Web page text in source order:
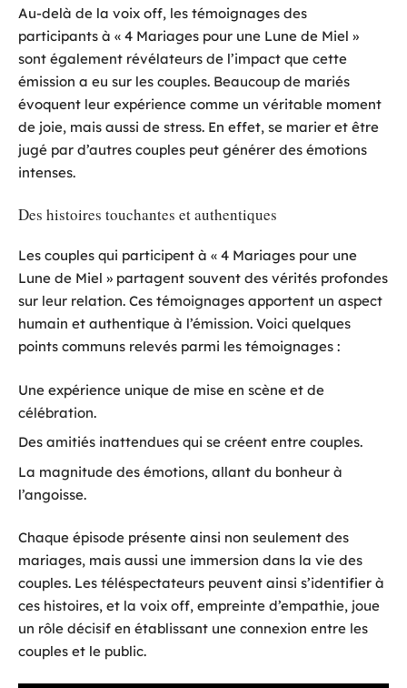
Au-delà de la voix off, les témoignages des
participants à « 4 Mariages pour une Lune de Miel »
sont également révélateurs de l’impact que cette
émission a eu sur les couples. Beaucoup de mariés
évoquent leur expérience comme un véritable moment
de joie, mais aussi de stress. En effet, se marier et être
jugé par d’autres couples peut générer des émotions
intenses.
Des histoires touchantes et authentiques
Les couples qui participent à « 4 Mariages pour une
Lune de Miel » partagent souvent des vérités profondes
sur leur relation. Ces témoignages apportent un aspect
humain et authentique à l’émission. Voici quelques
points communs relevés parmi les témoignages :
Une expérience unique de mise en scène et de
célébration.
Des amitiés inattendues qui se créent entre couples.
La magnitude des émotions, allant du bonheur à
l’angoisse.
Chaque épisode présente ainsi non seulement des
mariages, mais aussi une immersion dans la vie des
couples. Les téléspectateurs peuvent ainsi s’identifier à
ces histoires, et la voix off, empreinte d’empathie, joue
un rôle décisif en établissant une connexion entre les
couples et le public.